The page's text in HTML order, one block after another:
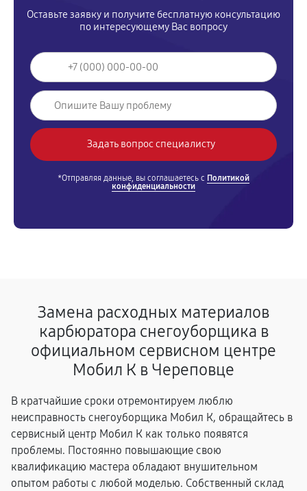
Оставьте заявку и получите бесплатную консультацию
по интересующему Вас вопросу
*Отправляя данные, вы соглашаетесь с Политикой
конфиденциальности
Замена расходных материалов
карбюратора снегоуборщика в
официальном сервисном центре
Мобил К в Череповце
В кратчайшие сроки отремонтируем люблю
неисправность снегоуборщика Мобил К, обращайтесь в
сервисный центр Мобил К как только появятся
проблемы. Постоянно повышающие свою
квалификацию мастера обладают внушительном
опытом работы с любой моделью. Собственный склад